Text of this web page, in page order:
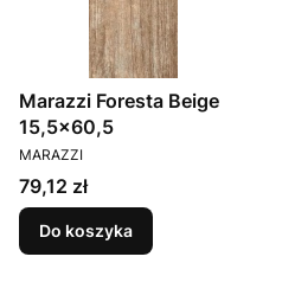
Marazzi Foresta Beige
15,5x60,5
PRODUCENT
MARAZZI
Cena
79,12 zł
Do koszyka